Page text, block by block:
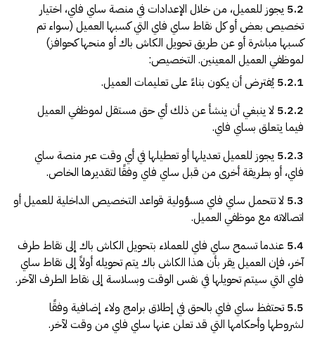
5.2 يجوز للعميل، من خلال الإعدادات في منصة ساي فاي، اختيار
تخصيص بعض أو كل نقاط ساي فاي التي كسبها العميل (سواء تم
كسبها مباشرة أو عن طريق تحويل الكاش باك أو منحها كحوافز)
لموظفي العميل المعينين. التخصيص:
5.2.1 يُفترض أن يكون بناءً على تعليمات العميل.
5.2.2 لا ينبغي أن ينشأ عن ذلك أي حق مستقل لموظفي العميل
فيما يتعلق بساي فاي.
5.2.3 يجوز للعميل تعديلها أو تعطيلها في أي وقت عبر منصة ساي
فاي، أو بطريقة أخرى من قبل ساي فاي وفقًا لتقديرها الخاص.
5.3 لا تتحمل ساي فاي مسؤولية قواعد التخصيص الداخلية للعميل أو
اتصالاته مع موظفي العميل.
5.4 عندما تسمح ساي فاي للعملاء بتحويل الكاش باك إلى نقاط طرف
آخر، فإن العميل يقر بأن هذا الكاش باك يتم تحويله أولاً إلى نقاط ساي
فاي التي سيتم تحويلها في نفس الوقت وبسلاسة إلى نقاط الطرف الآخر.
5.5 تحتفظ ساي فاي بالحق في إطلاق برامج ولاء إضافية وفقًا
لشروطها وأحكامها التي قد تعلن عنها ساي فاي من وقت لآخر.